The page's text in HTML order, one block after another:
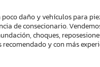
daño y vehículos para
de consecionario.
choques,
y con más